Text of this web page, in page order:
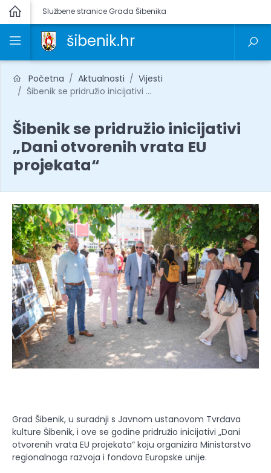
Službene stranice Grada Šibenika
šibenik.hr
Početna Aktualnosti
Vijesti
Šibenik se pridružio inicijativi ...
Šibenik se pridružio inicijativi
„Dani otvorenih vrata EU
projekata“
Grad Šibenik, u suradnji s Javnom ustanovom Tvrđava
kulture Šibenik, i ove se godine pridružio inicijativi „Dani
otvorenih vrata EU projekata“ koju organizira Ministarstvo
regionalnoga razvoja i fondova Europske unije.